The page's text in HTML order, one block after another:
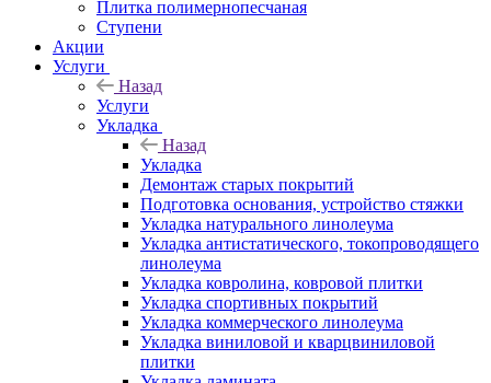
Плитка полимернопесчаная
Ступени
Акции
Услуги
Назад
Услуги
Укладка
Назад
Укладка
Демонтаж старых покрытий
Подготовка основания, устройство стяжки
Укладка натурального линолеума
Укладка антистатического, токопроводящего
линолеума
Укладка ковролина, ковровой плитки
Укладка спортивных покрытий
Укладка коммерческого линолеума
Укладка виниловой и кварцвиниловой
плитки